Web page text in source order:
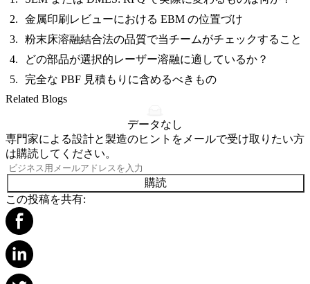
金属印刷レビューにおける EBM の位置づけ
粉末床溶融結合法の品質で当チームがチェックすること
どの部品が選択的レーザー溶融に適しているか？
完全な PBF 見積もりに含めるべきもの
Related Blogs
データなし
専門家による設計と製造のヒントをメールで受け取りたい方
は購読してください。
購読
この投稿を共有: